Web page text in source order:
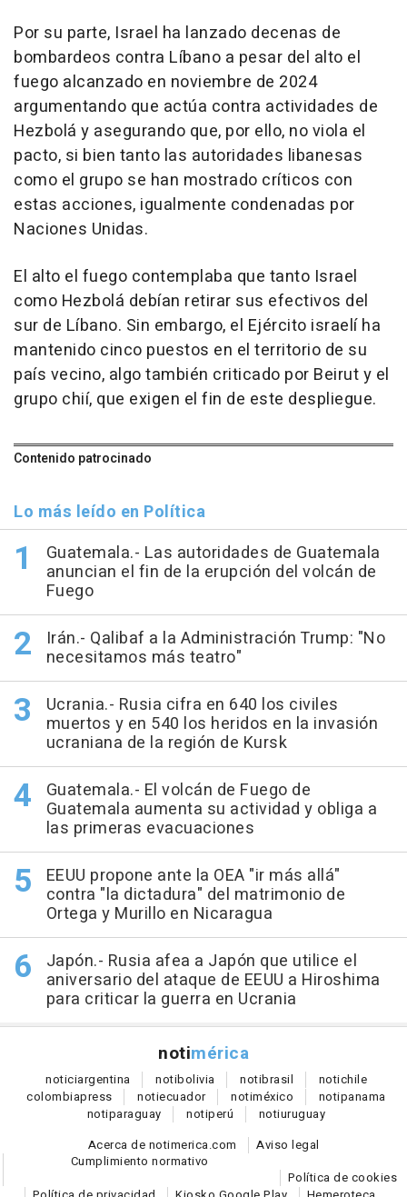
Por su parte, Israel ha lanzado decenas de
bombardeos contra Líbano a pesar del alto el
fuego alcanzado en noviembre de 2024
argumentando que actúa contra actividades de
Hezbolá y asegurando que, por ello, no viola el
pacto, si bien tanto las autoridades libanesas
como el grupo se han mostrado críticos con
estas acciones, igualmente condenadas por
Naciones Unidas.
El alto el fuego contemplaba que tanto Israel
como Hezbolá debían retirar sus efectivos del
sur de Líbano. Sin embargo, el Ejército israelí ha
mantenido cinco puestos en el territorio de su
país vecino, algo también criticado por Beirut y el
grupo chií, que exigen el fin de este despliegue.
Contenido patrocinado
Lo más leído en Política
Guatemala.- Las autoridades de Guatemala
anuncian el fin de la erupción del volcán de
Fuego
Irán.- Qalibaf a la Administración Trump: "No
necesitamos más teatro"
Ucrania.- Rusia cifra en 640 los civiles
muertos y en 540 los heridos en la invasión
ucraniana de la región de Kursk
Guatemala.- El volcán de Fuego de
Guatemala aumenta su actividad y obliga a
las primeras evacuaciones
EEUU propone ante la OEA "ir más allá"
contra "la dictadura" del matrimonio de
Ortega y Murillo en Nicaragua
Japón.- Rusia afea a Japón que utilice el
aniversario del ataque de EEUU a Hiroshima
para criticar la guerra en Ucrania
notimérica
noticiargentina notibolivia notibrasil notichile
colombiapress notiecuador notiméxico notipanama
notiparaguay notiperú notiuruguay
Acerca de notimerica.com
Aviso legal
Cumplimiento normativo
Política de cookies